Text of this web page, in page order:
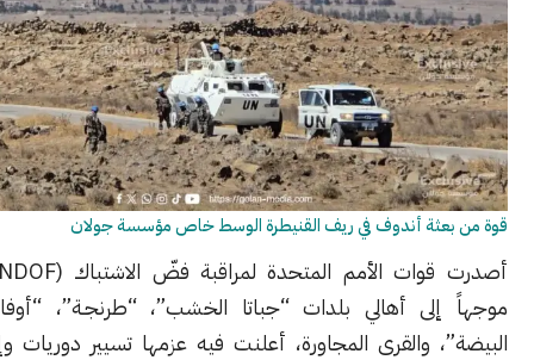
أندوف في ريف القنيطرة الوسط خاص مؤسسة جولان
أصدرت قوات الأمم المتحدة لمراقبة فضّ الاشتباك (UNDOF) تعميماً
أهالي بلدات “جباتا الخشب”، “طرنجـة”، “أوفانيا”، “عين
والقرى المجاورة، أعلنت فيه عزمها تسيير دوريات وإقامة نقاط